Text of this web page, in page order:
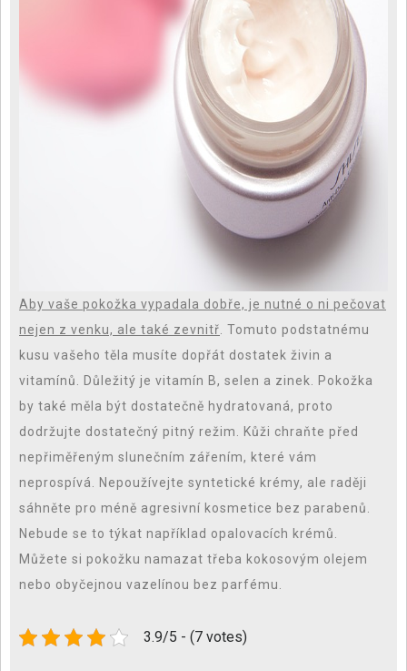
Aby vaše pokožka vypadala dobře, je nutné o ni pečovat
nejen z venku, ale také zevnitř . Tomuto podstatnému
kusu vašeho těla musíte dopřát dostatek živin a
vitamínů. Důležitý je vitamín B, selen a zinek. Pokožka
by také měla být dostatečně hydratovaná, proto
dodržujte dostatečný pitný režim. Kůži chraňte před
nepřiměřeným slunečním zářením, které vám
neprospívá. Nepoužívejte syntetické krémy, ale raději
sáhněte pro méně agresivní kosmetice bez parabenů.
Nebude se to týkat například opalovacích krémů.
Můžete si pokožku namazat třeba kokosovým olejem
nebo obyčejnou vazelínou bez parfému.
3.9/5 - (7 votes)